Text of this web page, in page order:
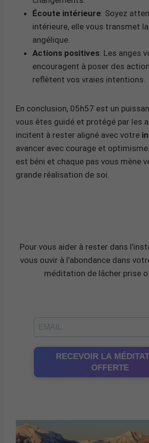
Écoute intérieure: Soyez
intérieure, elle vous transmet
angélique.
Actions positives: Les anges
encouragent à poser des
reflètent vos vraies intentions.
En conclusion, 05h57 est un
vous êtes guidé et protégé par les
incitent à rester aligné avec votre
avancer avec courage et
est béni et chaque pas vous mène
grande réalisation de soi.
Pour vous aider à rester dans
vous ouvir à l’abondance dans
méditation de lâcher prise
RECEVOIR LA
OFFERTE